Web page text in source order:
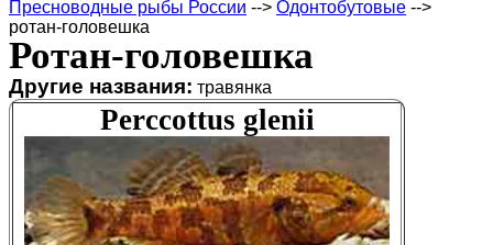
Пресноводные рыбы России --> Одонтобутовые -->
ротан-головешка
Ротан-головешка
Другие названия: травянка
Perccottus glenii